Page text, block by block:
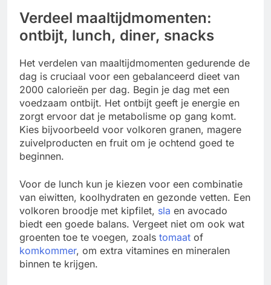
Verdeel maaltijdmomenten:
ontbijt, lunch, diner, snacks
Het verdelen van maaltijdmomenten gedurende de
dag is cruciaal voor een gebalanceerd dieet van
2000 calorieën per dag. Begin je dag met een
voedzaam ontbijt. Het ontbijt geeft je energie en
zorgt ervoor dat je metabolisme op gang komt.
Kies bijvoorbeeld voor volkoren granen, magere
zuivelproducten en fruit om je ochtend goed te
beginnen.
Voor de lunch kun je kiezen voor een combinatie
van eiwitten, koolhydraten en gezonde vetten. Een
volkoren broodje met kipfilet, sla en avocado
biedt een goede balans. Vergeet niet om ook wat
groenten toe te voegen, zoals tomaat of
komkommer, om extra vitamines en mineralen
binnen te krijgen.